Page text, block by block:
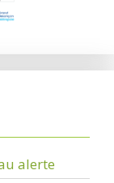
alerte